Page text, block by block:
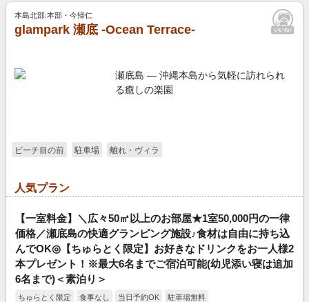
本島北部:本部・今帰仁
glampark 瀬底 -Ocean Terrace-
瀬底島 — 沖縄本島から気軽に訪れられ
る癒しの楽園
ビーチ目の前 駐車場 離れ・ヴィラ
人気プラン
【一室料金】＼広々50㎡以上のお部屋★1室50,000円の一律
価格／瀬底島の快適グランピング施設♪食材は自由に持ち込
んでOK◎【ちゅらとく限定】お好きなドリンクをお一人様2
本プレゼント！※最大6名までご宿泊可能(幼児添い寝は追加
6名まで)＜素泊り＞
ちゅらとく限定 食事なし 当日予約OK
駐車場無料